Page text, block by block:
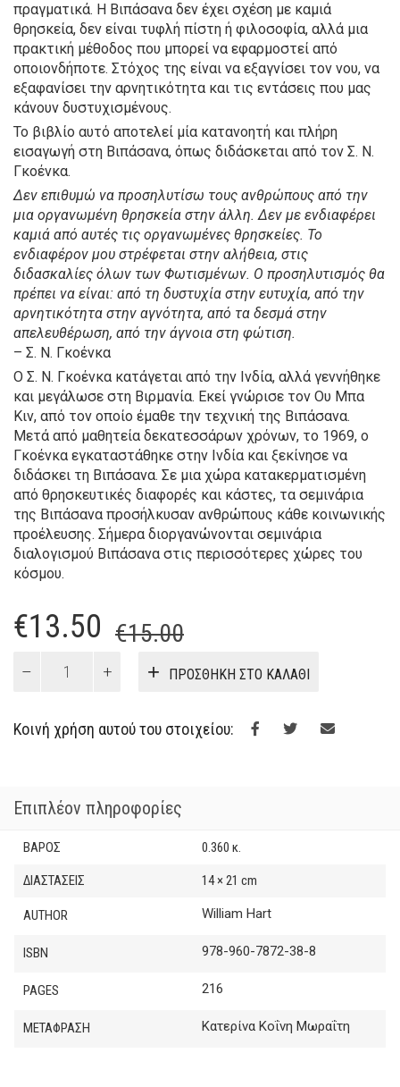
πραγματικά. Η Βιπάσανα δεν έχει σχέση με καμιά
θρησκεία, δεν είναι τυφλή πίστη ή φιλοσοφία, αλλά μια
πρακτική μέθοδος που μπορεί να εφαρμοστεί από
οποιονδήποτε. Στόχος της είναι να εξαγνίσει τον νου, να
εξαφανίσει την αρνητικότητα και τις εντάσεις που μας
κάνουν δυστυχισμένους.
Το βιβλίο αυτό αποτελεί μία κατανοητή και πλήρη
εισαγωγή στη Βιπάσανα, όπως διδάσκεται από τον Σ. Ν.
Γκοένκα.
Δεν επιθυμώ να προσηλυτίσω τους ανθρώπους από την
μια οργανωμένη θρησκεία στην άλλη. Δεν με ενδιαφέρει
καμιά από αυτές τις οργανωμένες θρησκείες. Το
ενδιαφέρον μου στρέφεται στην αλήθεια, στις
διδασκαλίες όλων των Φωτισμένων. Ο προσηλυτισμός θα
πρέπει να είναι: από τη δυστυχία στην ευτυχία, από την
αρνητικότητα στην αγνότητα, από τα δεσμά στην
απελευθέρωση, από την άγνοια στη φώτιση.
– Σ. Ν. Γκοένκα
Ο Σ. Ν. Γκοένκα κατάγεται από την Ινδία, αλλά γεννήθηκε
και μεγάλωσε στη Βιρμανία. Εκεί γνώρισε τον Ου Μπα
Κιν, από τον οποίο έμαθε την τεχνική της Βιπάσανα.
Μετά από μαθητεία δεκατεσσάρων χρόνων, το 1969, ο
Γκοένκα εγκαταστάθηκε στην Ινδία και ξεκίνησε να
διδάσκει τη Βιπάσανα. Σε μια χώρα κατακερματισμένη
από θρησκευτικές διαφορές και κάστες, τα σεμινάρια
της Βιπάσανα προσήλκυσαν ανθρώπους κάθε κοινωνικής
προέλευσης. Σήμερα διοργανώνονται σεμινάρια
διαλογισμού Βιπάσανα στις περισσότερες χώρες του
κόσμου.
€15.00Original
was:
€15.00.
€13.50
Η
τιμή
είναι:
Βιπάσανα
ΠΡΟΣΘΉΚΗ ΣΤΟ ΚΑΛΆΘΙ
Κοινή χρήση αυτού του στοιχείου:
Επιπλέον πληροφορίες
ΒΆΡΟΣ 0.360 κ.
ΔΙΑΣΤΆΣΕΙΣ 14 × 21 cm
AUTHOR William Hart
ISBN 978-960-7872-38-8
PAGES 216
ΜΕΤΑΦΡΑΣΗ Κατερίνα Κοΐνη Μωραΐτη